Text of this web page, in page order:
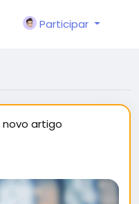
Participar
artigo